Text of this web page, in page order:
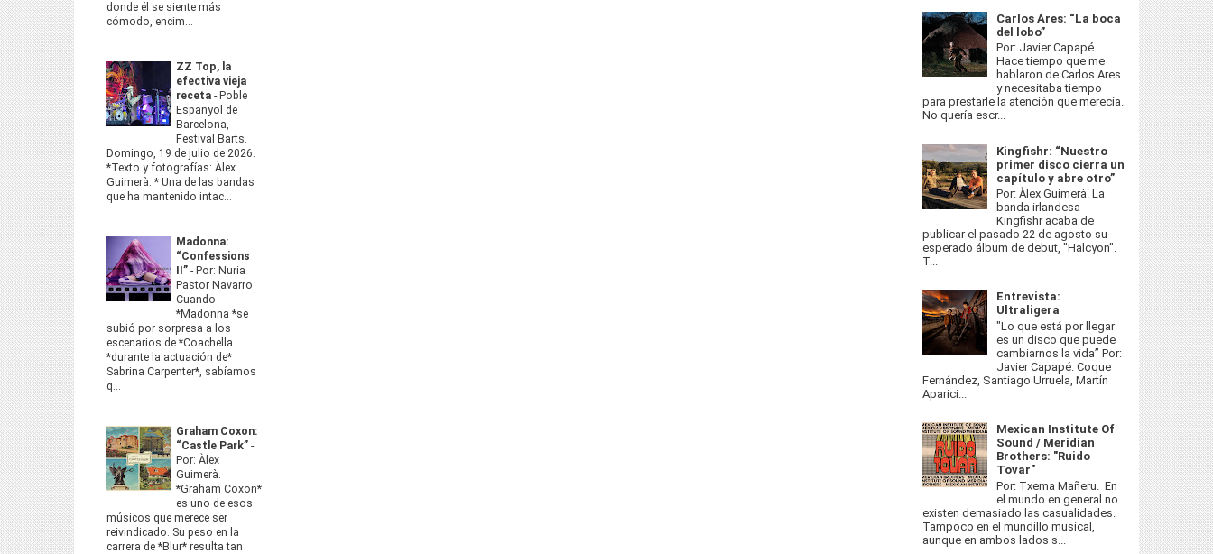
donde él se siente más
cómodo, encim...
ZZ Top, la
efectiva vieja
receta - Poble
Espanyol de
Barcelona,
Festival Barts.
Domingo, 19 de julio de 2026.
*Texto y fotografías: Àlex
Guimerà. * Una de las bandas
que ha mantenido intac...
Madonna:
“Confessions
II” - Por: Nuria
Pastor Navarro
Cuando
*Madonna *se
subió por sorpresa a los
escenarios de *Coachella
*durante la actuación de*
Sabrina Carpenter*, sabíamos
q...
Graham Coxon:
“Castle Park” -
Por: Àlex
Guimerà.
*Graham Coxon*
es uno de esos
músicos que merece ser
reivindicado. Su peso en la
carrera de *Blur* resulta tan
Carlos Ares: “La boca
del lobo”
Por: Javier Capapé.
Hace tiempo que me
hablaron de Carlos Ares
y necesitaba tiempo
para prestarle la atención que merecía.
No quería escr...
Kingfishr: “Nuestro
primer disco cierra un
capítulo y abre otro”
Por: Àlex Guimerà. La
banda irlandesa
Kingfishr acaba de
publicar el pasado 22 de agosto su
esperado álbum de debut, "Halcyon".
T...
Entrevista:
Ultraligera
"Lo que está por llegar
es un disco que puede
cambiarnos la vida” Por:
Javier Capapé. Coque
Fernández, Santiago Urruela, Martín
Aparici...
Mexican Institute Of
Sound / Meridian
Brothers: "Ruido
Tovar"
Por: Txema Mañeru. En
el mundo en general no
existen demasiado las casualidades.
Tampoco en el mundillo musical,
aunque en ambos lados s...